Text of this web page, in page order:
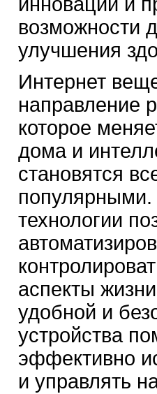
возможности
улучшения
Интернет
направление
которое
дома и
становятся
технологии
аспекты
удобной и
устройства
эффективно
и управлять